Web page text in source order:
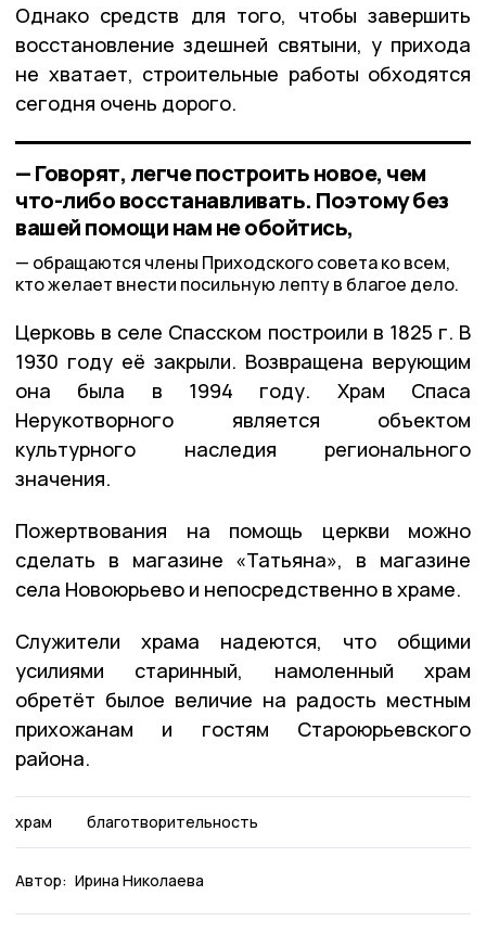
Однако средств для того, чтобы завершить
восстановление здешней святыни, у прихода
не хватает, строительные работы обходятся
сегодня очень дорого.
— Говорят, легче построить новое, чем
что-либо восстанавливать. Поэтому без
вашей помощи нам не обойтись,
обращаются члены Приходского совета ко всем,
кто желает внести посильную лепту в благое дело.
Церковь в селе Спасском построили в 1825 г. В
1930 году её закрыли. Возвращена верующим
она была в 1994 году. Храм Спаса
Нерукотворного является объектом
культурного наследия регионального
значения.
Пожертвования на помощь церкви можно
сделать в магазине «Татьяна», в магазине
села Новоюрьево и непосредственно в храме.
Служители храма надеются, что общими
усилиями старинный, намоленный храм
обретёт былое величие на радость местным
прихожанам и гостям Староюрьевского
района.
храм благотворительность
Автор: Ирина Николаева